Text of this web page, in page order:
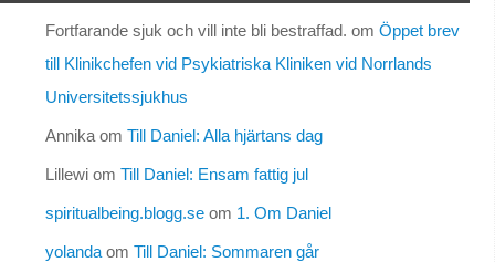
Fortfarande sjuk och vill inte bli bestraffad. om Öppet brev
till Klinikchefen vid Psykiatriska Kliniken vid Norrlands
Universitetssjukhus
Annikaom Till Daniel: Alla hjärtans dag
Lillewiom Till Daniel: Ensam fattig jul
spiritualbeing.blogg.seom 1. Om Daniel
yolandaom Till Daniel: Sommaren går